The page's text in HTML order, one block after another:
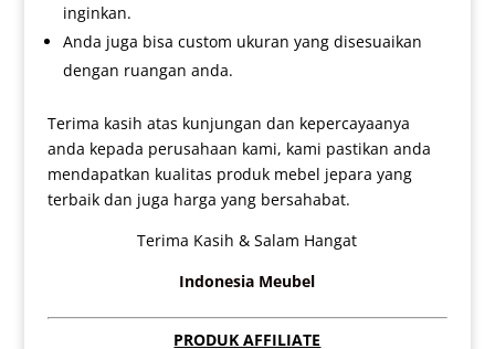
inginkan.
Anda juga bisa custom ukuran yang disesuaikan
dengan ruangan anda.
Terima kasih atas kunjungan dan kepercayaanya
anda kepada perusahaan kami, kami pastikan anda
mendapatkan kualitas produk mebel jepara yang
terbaik dan juga harga yang bersahabat.
Terima Kasih & Salam Hangat
Indonesia Meubel
PRODUK AFFILIATE